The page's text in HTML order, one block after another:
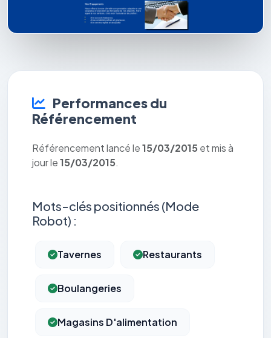
Performances du
Référencement
Référencement lancé le15/03/2015 et mis à
jour le15/03/2015.
Mots-clés positionnés (Mode
Robot) :
Tavernes Restaurants
Boulangeries
Magasins D'alimentation